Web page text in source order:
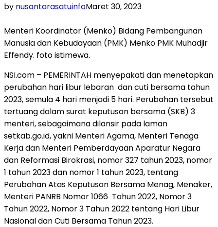
by nusantarasatuinfoMaret 30, 2023
Menteri Koordinator (Menko) Bidang Pembangunan
Manusia dan Kebudayaan (PMK) Menko PMK Muhadjir
Effendy. foto istimewa.
NSI.com – PEMERINTAH menyepakati dan menetapkan
perubahan hari libur lebaran dan cuti bersama tahun
2023, semula 4 hari menjadi 5 hari. Perubahan tersebut
tertuang dalam surat keputusan bersama (SKB) 3
menteri, sebagaimana dilansir pada laman
setkab.go.id, yakni Menteri Agama, Menteri Tenaga
Kerja dan Menteri Pemberdayaan Aparatur Negara
dan Reformasi Birokrasi, nomor 327 tahun 2023, nomor
1 tahun 2023 dan nomor 1 tahun 2023, tentang
Perubahan Atas Keputusan Bersama Menag, Menaker,
Menteri PANRB Nomor 1066 Tahun 2022, Nomor 3
Tahun 2022, Nomor 3 Tahun 2022 tentang Hari Libur
Nasional dan Cuti Bersama Tahun 2023.